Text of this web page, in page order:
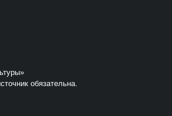
обязательна.